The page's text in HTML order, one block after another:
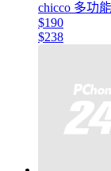
chicco 多功
$190
$238